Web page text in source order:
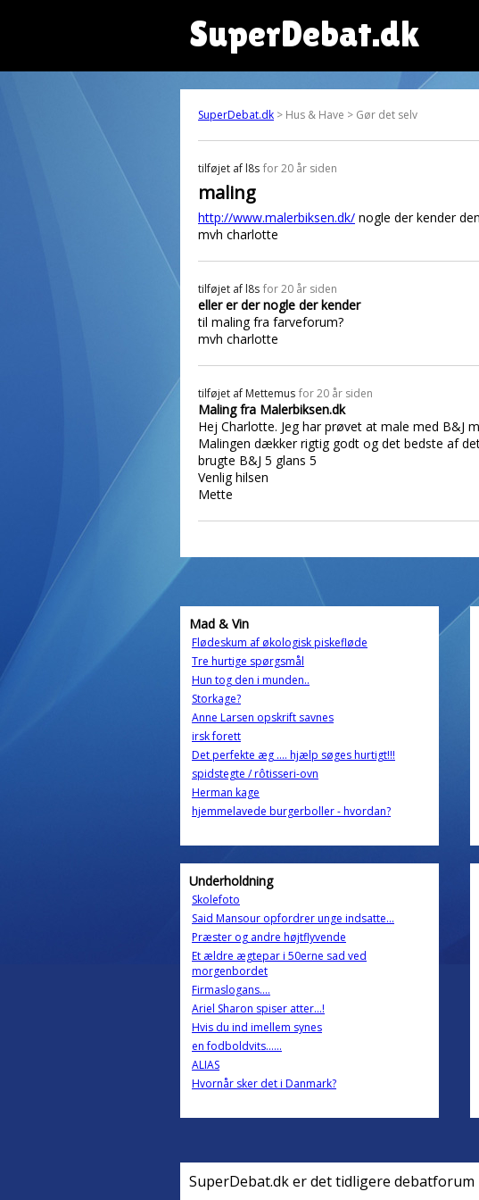
SuperDebat.dk
SuperDebat.dk > Hus & Have > Gør det selv
tilføjet af l8s for 20 år siden
maling
http://www.malerbiksen.dk/ nogle der kender
mvh charlotte
tilføjet af l8s for 20 år siden
eller er der nogle der kender
til maling fra farveforum?
mvh charlotte
tilføjet af Mettemus for 20 år siden
Maling fra Malerbiksen.dk
Hej Charlotte. Jeg har prøvet at male med B&J
Malingen dækker rigtig godt og det bedste af
brugte B&J 5 glans 5
Venlig hilsen
Mette
Mad & Vin
Flødeskum af økologisk piskefløde
Tre hurtige spørgsmål
Hun tog den i munden..
Storkage?
Anne Larsen opskrift savnes
irsk forett
Det perfekte æg .... hjælp søges hurtigt!!!
spidstegte / rôtisseri-ovn
Herman kage
hjemmelavede burgerboller - hvordan?
Underholdning
Skolefoto
Said Mansour opfordrer unge indsatte...
Præster og andre højtflyvende
Et ældre ægtepar i 50erne sad ved
morgenbordet
Firmaslogans....
Ariel Sharon spiser atter...!
Hvis du ind imellem synes
en fodboldvits......
ALIAS
Hvornår sker det i Danmark?
SuperDebat.dk er det tidligere debatforum